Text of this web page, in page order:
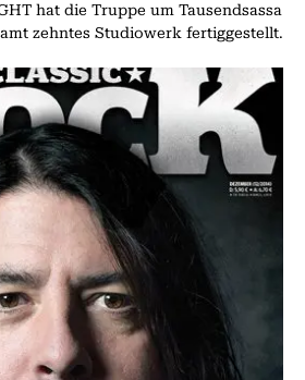
hat die Truppe um Tausendsassa
zehntes Studiowerk fertiggestellt.